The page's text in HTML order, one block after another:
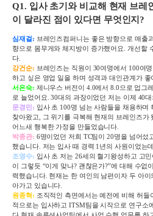
Q1. 입사 초기와 비교해 현재 브레
이 달라진 점이 있다면 무엇인지 ?
심재걸: 브레인즈컴퍼니는 좋은 방향으로 매출
향으로 몸무게와 체지방이 증가했어요
개선할
다
강건순: 브레인즈는 직원이 30여명에서 100여
하고 싶은 영업 일을 하며 성격과 대인관계가 좋
서은숙: 제니우스 버전이 4.0에서 8.0으로 업그
로 늘었어요. 30대의 과장이었던 저는 이제 40대
문경민: 입사 초 100명 넘는 사람들을 채용하며
찾아왔고
그 위기를 극복해 현재의 브레인즈가
어느새 행복한 가정을 만들었습니다
박종관: 6명이었던 저희 TC팀이 20명을 넘어섰
했습니다. 저는 입사 때 경력 1년의 사원이었는
조영수: 입사 초 저는26세의 혈기왕성하고 고
이 그렇듯 “이게 맞나? 괜찮은가?”에 대해 수없
력했습니다. 현재는 한 여인의 남편이자 두 아이
아가고 있습니다
원종혁: 조직적인 측면에서는 예전에 비해 허
적으로는 입사하고 ITSM팀을 시작으로 연구소